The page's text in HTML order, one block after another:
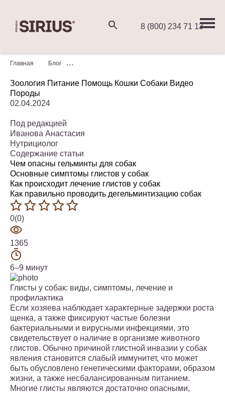
8 (800) 234 71 13
Главная Блог
Зоология Питание Помощь Кошки Собаки Видео
Породы
02.04.2024
Под редакцией
Иванова Анастасия
Нутрициолог
Содержание статьи
Чем опасны гельминты для собак
Основные симптомы глистов у собак
Как происходит лечение глистов у собак
Как правильно проводить дегельминтизацию собак
0(0)
1365
6–9 минут
Глисты у собак: виды, симптомы, лечение и
профилактика
Если хозяева наблюдает характерные задержки роста
щенка, а также фиксируют частые болезни
бактериальными и вирусными инфекциями, это
свидетельствует о наличие в организме животного
глистов. Обычно причиной глистной инвазии у собак
явления становится слабый иммунитет, что может
быть обусловлено генетическими факторами, образом
жизни, а также несбалансированным питанием.
Многие глисты являются достаточно опасными,